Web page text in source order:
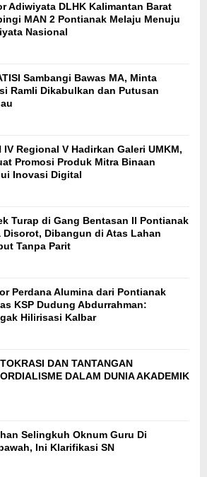
Adiwiyata DLHK Kalimantan Barat
MAN 2 Pontianak Melaju Menuju
Nasional
Sambangi Bawas MA, Minta
Ramli Dikabulkan dan Putusan
IV Regional V Hadirkan Galeri UMKM,
Promosi Produk Mitra Binaan
Inovasi Digital
Turap di Gang Bentasan II Pontianak
Disorot, Dibangun di Atas Lahan
Tanpa Parit
Perdana Alumina dari Pontianak
KSP Dudung Abdurrahman:
Hilirisasi Kalbar
DAN TANTANGAN
DALAM DUNIA AKADEMIK
Selingkuh Oknum Guru Di
Ini Klarifikasi SN